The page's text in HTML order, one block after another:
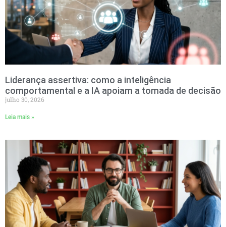
Liderança assertiva: como a inteligência
comportamental e a IA apoiam a tomada de decisão
julho 30, 2026
Leia mais »